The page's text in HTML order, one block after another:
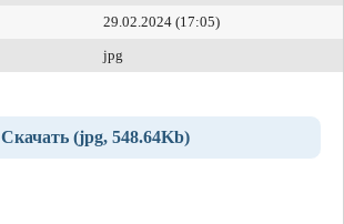
29.02.2024 (17:05)
jpg
Скачать (jpg, 548.64Kb)